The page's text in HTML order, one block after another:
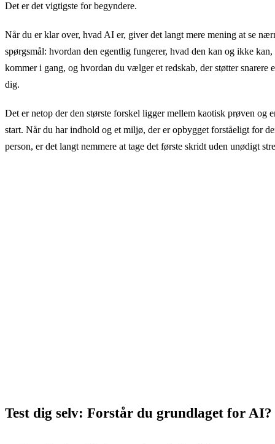
Det er det vigtigste for begyndere.
Når du er klar over, hvad AI er, giver det langt mere mening at se
spørgsmål: hvordan den egentlig fungerer, hvad den kan og ikke
kommer i gang, og hvordan du vælger et redskab, der støtter snarere
dig.
Det er netop der den største forskel ligger mellem kaotisk prøven og
start. Når du har indhold og et miljø, der er opbygget forståeligt for
person, er det langt nemmere at tage det første skridt uden unødigt
Test dig selv: Forstår du grundlaget for AI?